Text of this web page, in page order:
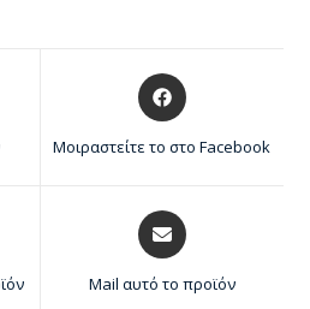
Μοιραστείτε το στο Facebook
Mail αυτό το προϊόν